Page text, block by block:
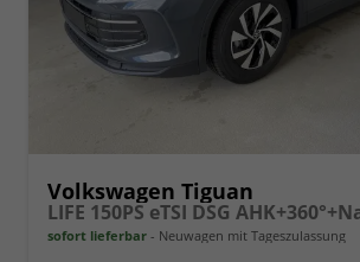
Volkswagen Tiguan
sofort lieferbar Neuwagen mit Tageszulassung